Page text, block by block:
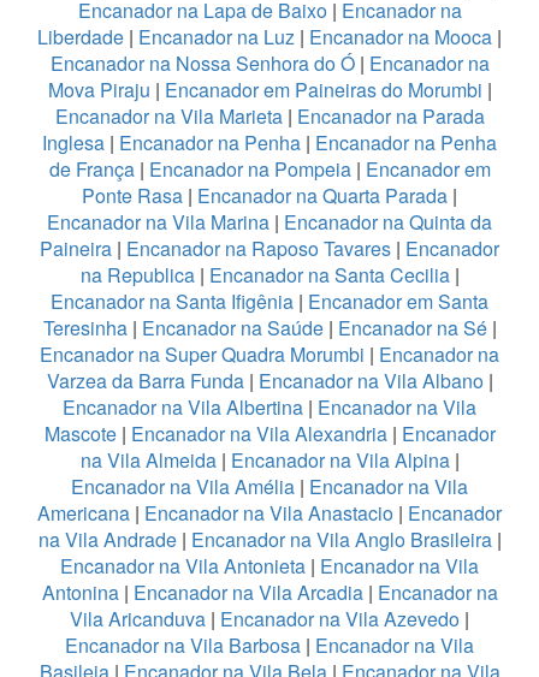
Encanador na Lapa de Baixo | Encanador na
Liberdade | Encanador na Luz | Encanador na Mooca |
Encanador na Nossa Senhora do Ó| Encanador na
Mova Piraju | Encanador em Paineiras do Morumbi |
Encanador na Vila Marieta| Encanador na Parada
Inglesa | Encanador na Penha | Encanador na Penha
de França | Encanador na Pompeia| Encanador em
Ponte Rasa | Encanador na Quarta Parada |
Encanador na Vila Marina | Encanador na Quinta da
Paineira | Encanador na Raposo Tavares | Encanador
na Republica| Encanador na Santa Cecilia|
Encanador na Santa Ifigênia | Encanador em Santa
Teresinha| Encanador na Saúde| Encanador na Sé|
Encanador na Super Quadra Morumbi | Encanador na
Varzea da Barra Funda| Encanador na Vila Albano|
Encanador na Vila Albertina | Encanador na Vila
Mascote| Encanador na Vila Alexandria| Encanador
na Vila Almeida | Encanador na Vila Alpina |
Encanador na Vila Amélia | Encanador na Vila
Americana | Encanador na Vila Anastacio | Encanador
na Vila Andrade| Encanador na Vila Anglo Brasileira|
Encanador na Vila Antonieta | Encanador na Vila
Antonina| Encanador na Vila Arcadia | Encanador na
Vila Aricanduva | Encanador na Vila Azevedo |
Encanador na Vila Barbosa | Encanador na Vila
Basileia| Encanador na Vila Bela| Encanador na Vila